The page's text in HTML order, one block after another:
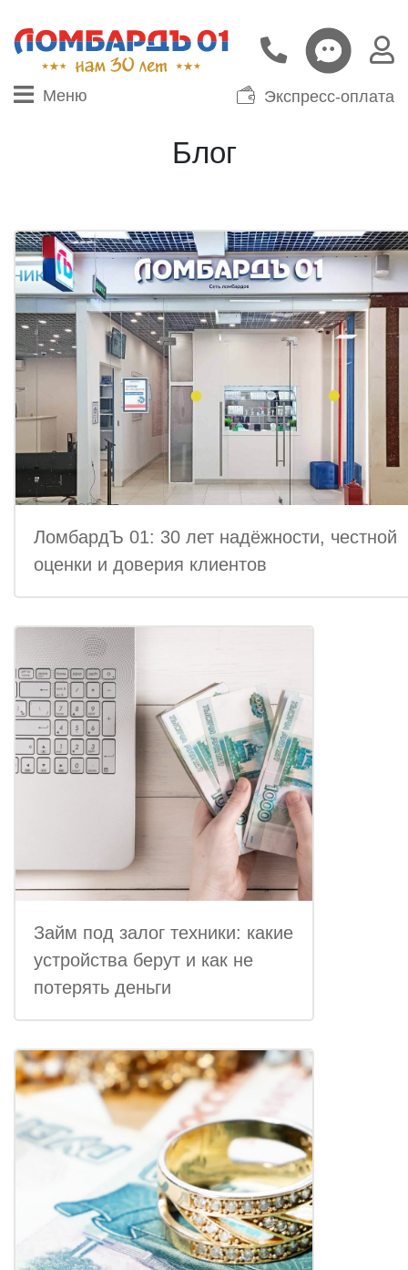
Меню Экспресс-оплата
Блог
ЛомбардЪ 01: 30 лет надёжности, честной
оценки и доверия клиентов
Займ под залог техники: какие
устройства берут и как не
потерять деньги